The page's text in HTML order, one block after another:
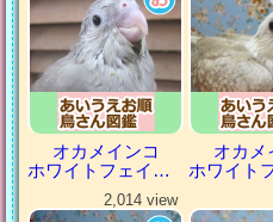
オカメインコ
ホワイトフェイスシナモン
オカメ
2,014 view